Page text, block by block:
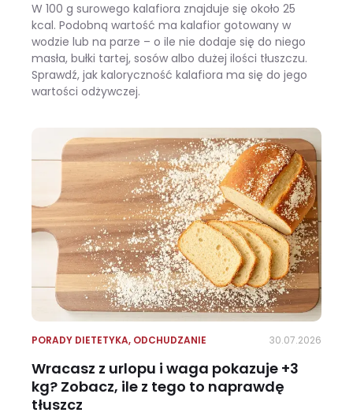
W 100 g surowego kalafiora znajduje się około 25
kcal. Podobną wartość ma kalafior gotowany w
wodzie lub na parze – o ile nie dodaje się do niego
masła, bułki tartej, sosów albo dużej ilości tłuszczu.
Sprawdź, jak kaloryczność kalafiora ma się do jego
wartości odżywczej.
PORADY DIETETYKA, ODCHUDZANIE 30.07.2026
Wracasz z urlopu i waga pokazuje +3
kg? Zobacz, ile z tego to naprawdę
tłuszcz